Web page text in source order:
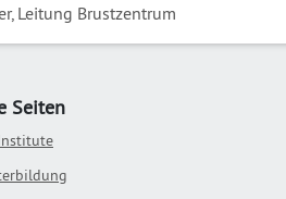
Leitung Brustzentrum
Seiten